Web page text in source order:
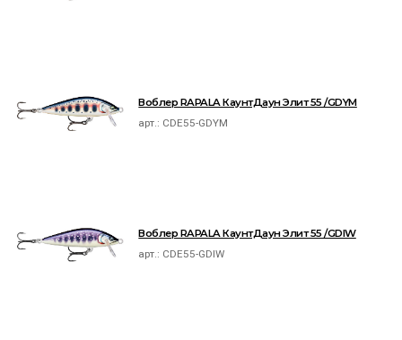
Воблер RAPALA КаунтДаун Элит 55 /GDYM
арт.: CDE55-GDYM
Воблер RAPALA КаунтДаун Элит 55 /GDIW
арт.: CDE55-GDIW